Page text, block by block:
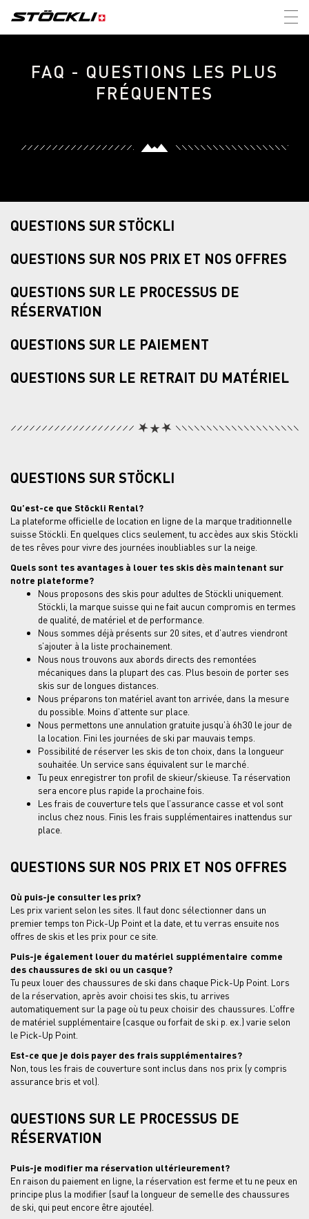
FAQ - QUESTIONS LES PLUS
FRÉQUENTES
QUESTIONS SUR STÖCKLI
QUESTIONS SUR NOS PRIX ET NOS OFFRES
QUESTIONS SUR LE PROCESSUS DE
RÉSERVATION
QUESTIONS SUR LE PAIEMENT
QUESTIONS SUR LE RETRAIT DU MATÉRIEL
QUESTIONS SUR STÖCKLI
Qu’est-ce que Stöckli Rental?
La plateforme officielle de location en ligne de la marque traditionnelle
suisse Stöckli. En quelques clics seulement, tu accèdes aux skis Stöckli
de tes rêves pour vivre des journées inoubliables sur la neige.
Quels sont tes avantages à louer tes skis dès maintenant sur
notre plateforme?
Nous proposons des skis pour adultes de Stöckli uniquement.
Stöckli, la marque suisse qui ne fait aucun compromis en termes
de qualité, de matériel et de performance.
Nous sommes déjà présents sur 20 sites, et d’autres viendront
s’ajouter à la liste prochainement.
Nous nous trouvons aux abords directs des remontées
mécaniques dans la plupart des cas. Plus besoin de porter ses
skis sur de longues distances.
Nous préparons ton matériel avant ton arrivée, dans la mesure
du possible. Moins d’attente sur place.
Nous permettons une annulation gratuite jusqu’à 6h30 le jour de
la location. Fini les journées de ski par mauvais temps.
Possibilité de réserver les skis de ton choix, dans la longueur
souhaitée. Un service sans équivalent sur le marché.
Tu peux enregistrer ton profil de skieur/skieuse. Ta réservation
sera encore plus rapide la prochaine fois.
Les frais de couverture tels que l’assurance casse et vol sont
inclus chez nous. Finis les frais supplémentaires inattendus sur
place.
QUESTIONS SUR NOS PRIX ET NOS OFFRES
Où puis-je consulter les prix?
Les prix varient selon les sites. Il faut donc sélectionner dans un
premier temps ton Pick-Up Point et la date, et tu verras ensuite nos
offres de skis et les prix pour ce site.
Puis-je également louer du matériel supplémentaire comme
des chaussures de ski ou un casque?
Tu peux louer des chaussures de ski dans chaque Pick-Up Point. Lors
de la réservation, après avoir choisi tes skis, tu arrives
automatiquement sur la page où tu peux choisir des chaussures. L’offre
de matériel supplémentaire (casque ou forfait de ski p. ex.) varie selon
le Pick-Up Point.
Est-ce que je dois payer des frais supplémentaires?
Non, tous les frais de couverture sont inclus dans nos prix (y compris
assurance bris et vol).
QUESTIONS SUR LE PROCESSUS DE
RÉSERVATION
Puis-je modifier ma réservation ultérieurement?
En raison du paiement en ligne, la réservation est ferme et tu ne peux en
principe plus la modifier (sauf la longueur de semelle des chaussures
de ski, qui peut encore être ajoutée).